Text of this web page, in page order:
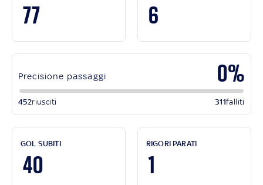
77 6
Precisione passaggi 0%
452riusciti 311falliti
GOL SUBITI
40
RIGORI PARATI
1